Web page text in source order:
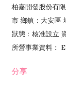
柏嘉開發股份有
市 鄉鎮：大安區
狀態：核准設立
所營事業資料：
發業 H703090
分享